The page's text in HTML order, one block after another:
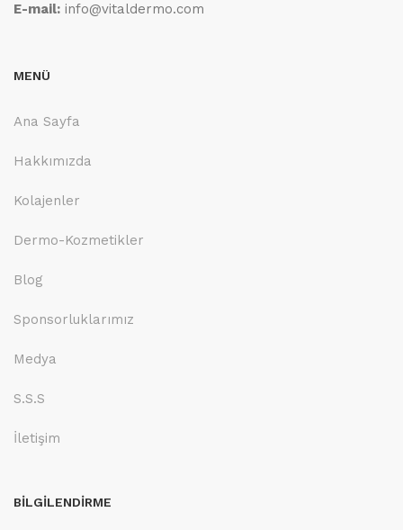
E-mail: info@vitaldermo.com
MENÜ
Ana Sayfa
Hakkımızda
Kolajenler
Dermo-Kozmetikler
Blog
Sponsorluklarımız
Medya
S.S.S
İletişim
BİLGİLENDİRME